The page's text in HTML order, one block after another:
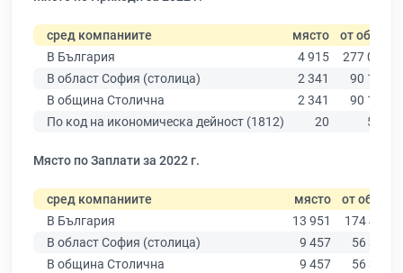
сред компаниите място от общо
В България
4 915
277 019
В област София (столица)
2 341
90 178
В община Столична
2 341
90 178
По код на икономическа дейност (1812)
20 547
Място по Заплати за 2022 г.
сред компаниите място от общо
В България
13 951
174 403
В област София (столица)
9 457
56 378
В община Столична
9 457
56 378